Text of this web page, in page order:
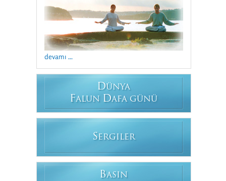
devamı ...
DÜNYA
FALUN DAFA GÜNÜ
SERGILER
BASIN